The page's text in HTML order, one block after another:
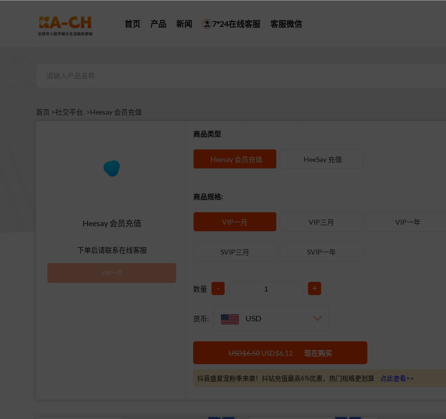
首页 产品 新闻 7*24在线客服 客服微信
首页 >社交平台. >Heesay 会员充值
Heesay 会员充值
下单后请联系在线客服
VIP一月
商品类型
Heesay 会员充值 HeeSay 充值
商品规格:
VIP一月 VIP三月 VIP一年
SVIP三月 SVIP一年
数量 - +
货币: USD
USD$6.50 USD$6.12 现在购买
抖音盛夏宠粉季来袭！抖钻充值最高6%优惠，热门规格更划算 点此查看>>